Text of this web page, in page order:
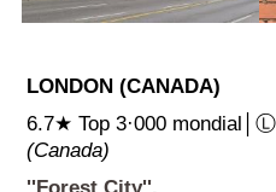
LONDON (CANADA)
6.7★ Top 3·000
(Canada)